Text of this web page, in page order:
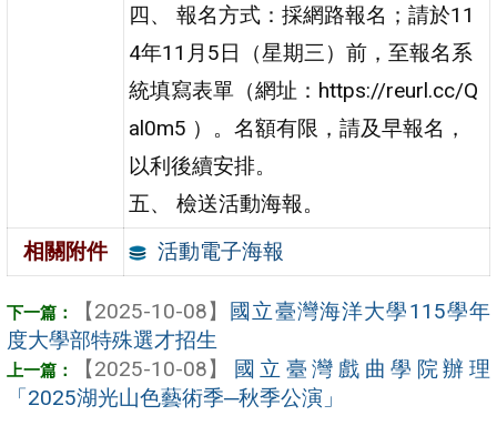
四、 報名方式：採網路報名；請於11
4年11月5日（星期三）前，至報名系
統填寫表單（網址：https://reurl.cc/Q
al0m5 ）。名額有限，請及早報名，
以利後續安排。
五、 檢送活動海報。
相關附件
活動電子海報
【2025-10-08】 國立臺灣海洋大學115學年
度大學部特殊選才招生
【2025-10-08】
國立臺灣戲曲學院辦理
「2025湖光山色藝術季─秋季公演」